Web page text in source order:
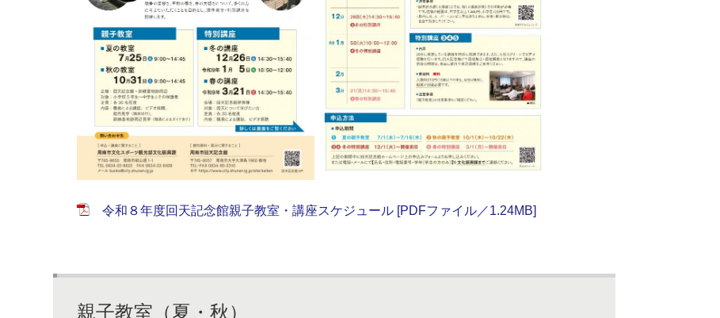
令和８年度回天記念館親子教室・講座スケジュール [PDFファイル／1.24MB]
親子教室（夏・秋）